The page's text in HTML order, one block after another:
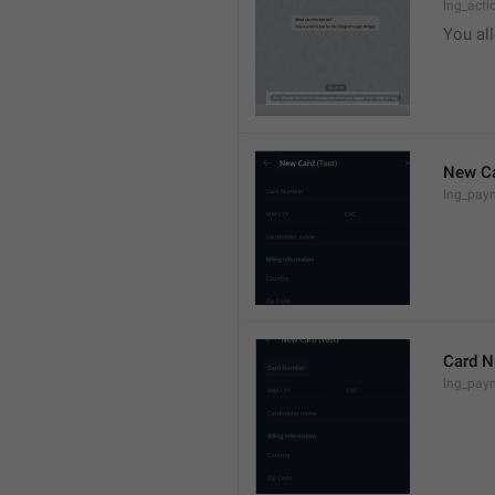
You
New
Card